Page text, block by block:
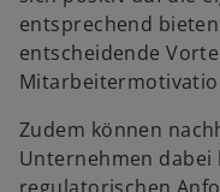
entsprechend
entscheidende
Zudem können
Unternehmen